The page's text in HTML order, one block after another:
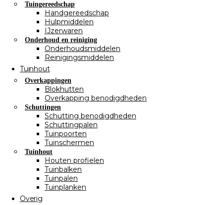
Tuingereedschap
Handgereedschap
Hulpmiddelen
IJzerwaren
Onderhoud en reiniging
Onderhoudsmiddelen
Reinigingsmiddelen
Tuinhout
Overkappingen
Blokhutten
Overkapping benodigdheden
Schuttingen
Schutting benodigdheden
Schuttingpalen
Tuinpoorten
Tuinschermen
Tuinhout
Houten profielen
Tuinbalken
Tuinpalen
Tuinplanken
Overig